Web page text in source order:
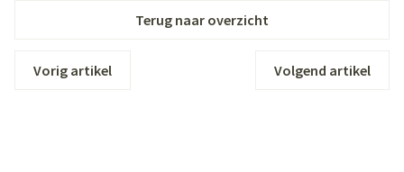
Terug naar overzicht
Vorig artikel Volgend artikel